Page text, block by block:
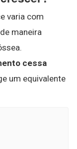
varia com
maneira
cessa
um equivalente